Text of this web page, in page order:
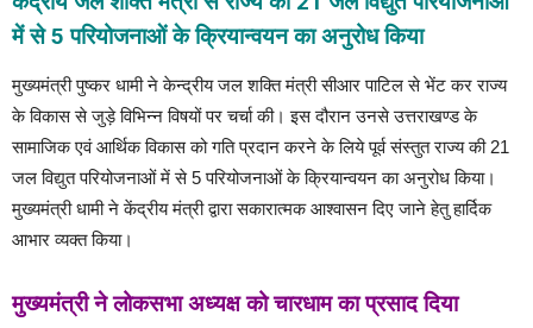
में से 5 परियोजनाओं के क्रियान्वयन का अनुरोध किया
मुख्यमंत्री पुष्कर धामी ने केन्द्रीय जल शक्ति मंत्री सीआर पाटिल से भेंट कर राज्य
के विकास से जुड़े विभिन्न विषयों पर चर्चा की। इस दौरान उनसे उत्तराखण्ड के
सामाजिक एवं आर्थिक विकास को गति प्रदान करने के लिये पूर्व संस्तुत राज्य की 21
जल विद्युत परियोजनाओं में से 5 परियोजनाओं के क्रियान्वयन का अनुरोध किया।
मुख्यमंत्री धामी ने केंद्रीय मंत्री द्वारा सकारात्मक आश्वासन दिए जाने हेतु हार्दिक
आभार व्यक्त किया।
मुख्यमंत्री ने लोकसभा अध्यक्ष को चारधाम का प्रसाद दिया